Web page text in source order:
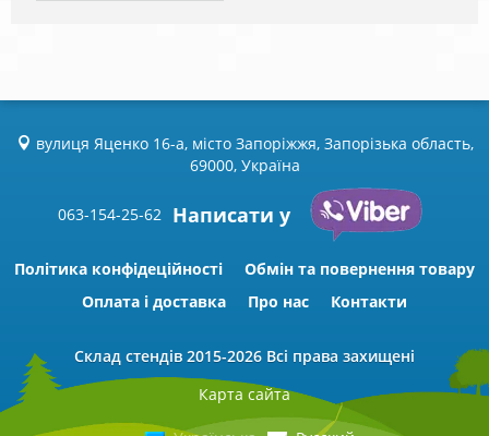
вулиця Яценко 16-а, місто Запоріжжя, Запорізька область,
69000, Україна
063-154-25-62 Написати у
Політика конфідеційності
Обмін та повернення товару
Оплата і доставка
Про нас Контакти
Склад стендів 2015-2026 Всі права захищені
Карта сайта